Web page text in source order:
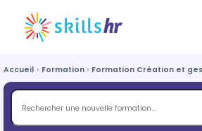
Accueil Formation Formation Création et